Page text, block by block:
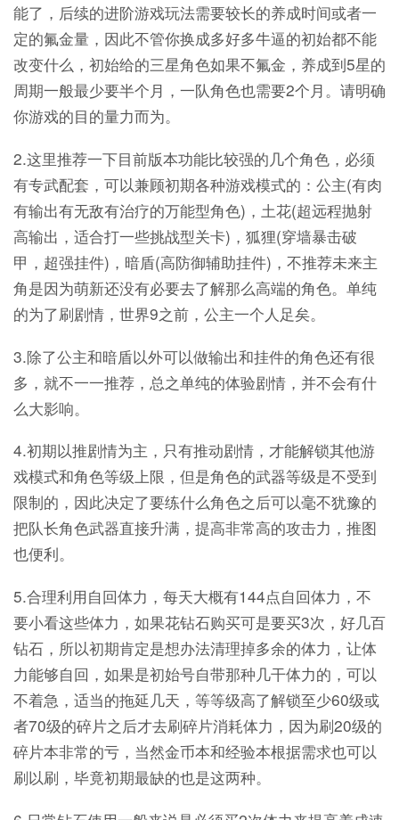
能了，后续的进阶游戏玩法需要较长的养成时间或者一
定的氟金量，因此不管你换成多好多牛逼的初始都不能
改变什么，初始给的三星角色如果不氟金，养成到5星的
周期一般最少要半个月，一队角色也需要2个月。请明确
你游戏的目的量力而为。
2.这里推荐一下目前版本功能比较强的几个角色，必须
有专武配套，可以兼顾初期各种游戏模式的：公主(有肉
有输出有无敌有治疗的万能型角色)，土花(超远程抛射
高输出，适合打一些挑战型关卡)，狐狸(穿墙暴击破
甲，超强挂件)，暗盾(高防御辅助挂件)，不推荐未来主
角是因为萌新还没有必要去了解那么高端的角色。单纯
的为了刷剧情，世界9之前，公主一个人足矣。
3.除了公主和暗盾以外可以做输出和挂件的角色还有很
多，就不一一推荐，总之单纯的体验剧情，并不会有什
么大影响。
4.初期以推剧情为主，只有推动剧情，才能解锁其他游
戏模式和角色等级上限，但是角色的武器等级是不受到
限制的，因此决定了要练什么角色之后可以毫不犹豫的
把队长角色武器直接升满，提高非常高的攻击力，推图
也便利。
5.合理利用自回体力，每天大概有144点自回体力，不
要小看这些体力，如果花钻石购买可是要买3次，好几百
钻石，所以初期肯定是想办法清理掉多余的体力，让体
力能够自回，如果是初始号自带那种几干体力的，可以
不着急，适当的拖延几天，等等级高了解锁至少60级或
者70级的碎片之后才去刷碎片消耗体力，因为刷20级的
碎片本非常的亏，当然金币本和经验本根据需求也可以
刷以刷，毕竟初期最缺的也是这两种。